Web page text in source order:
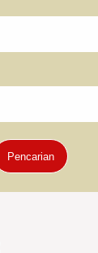
Pencarian